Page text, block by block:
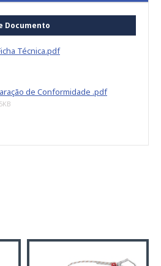
Documento
Técnica.pdf
de Conformidade .pdf